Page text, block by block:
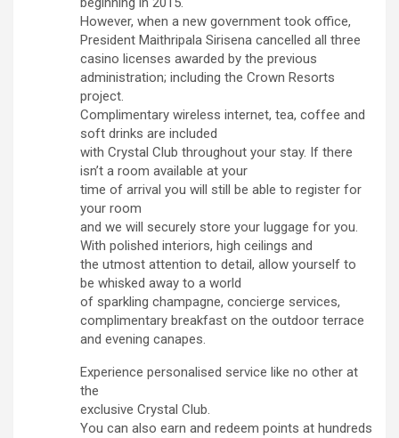
However, when a new government took office,
President Maithripala Sirisena cancelled all three
casino licenses awarded by the previous
administration; including the Crown Resorts
project.
Complimentary wireless internet, tea, coffee and
soft drinks are included
with Crystal Club throughout your stay. If there
isn’t a room available at your
time of arrival you will still be able to register for
your room
and we will securely store your luggage for you.
With polished interiors, high ceilings and
the utmost attention to detail, allow yourself to
be whisked away to a world
of sparkling champagne, concierge services,
complimentary breakfast on the outdoor terrace
and evening canapes.
Experience personalised service like no other at
the
exclusive Crystal Club.
You can also earn and redeem points at hundreds